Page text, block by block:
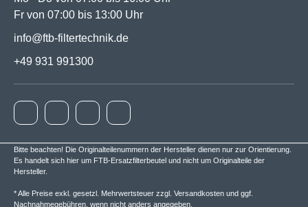
Fr von 07:00 bis 13:00 Uhr
info@ftb-filtertechnik.de
+49 931 991300
Bitte beachten! Die Originalteilenummern der Hersteller dienen nur zur Orientierung.
Es handelt sich hier um FTB-Ersatzfilterbeutel und nicht um Originalteile der
Hersteller.
* Alle Preise exkl. gesetzl. Mehrwertsteuer zzgl. Versandkosten und ggf.
Nachnahmegebühren, wenn nicht anders angegeben.